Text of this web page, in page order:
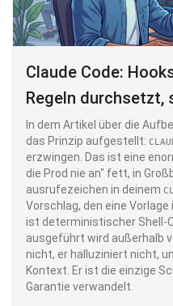
Claude Code:
Regeln
In dem Artikel über die
das Prinzip aufgestellt:
erzwingen. Das ist eine
die Prod nie an" fett, in
ausrufezeichen in deinem
Vorschlag, den eine
ist deterministischer Shell-
ausgeführt wird außerhalb
nicht, er halluziniert nicht,
Kontext. Er ist die einzige
Garantie verwandelt.